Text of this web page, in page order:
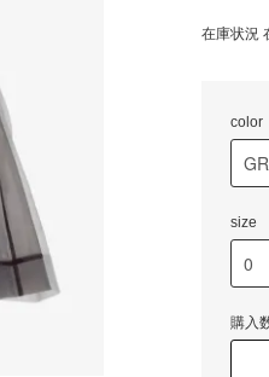
在庫状況
color
size
購入